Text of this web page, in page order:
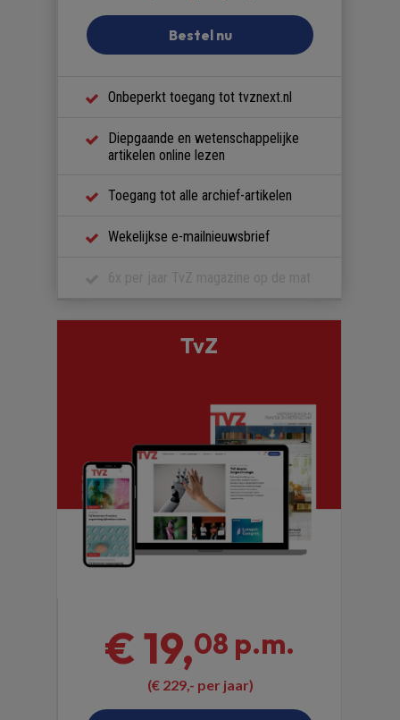
Bestel nu
Onbeperkt toegang tot tvznext.nl
Diepgaande en wetenschappelijke
artikelen online lezen
Toegang tot alle archief-artikelen
Wekelijkse e-mailnieuwsbrief
TvZ
€ 19,08 p.m.
(€ 229,- per jaar)